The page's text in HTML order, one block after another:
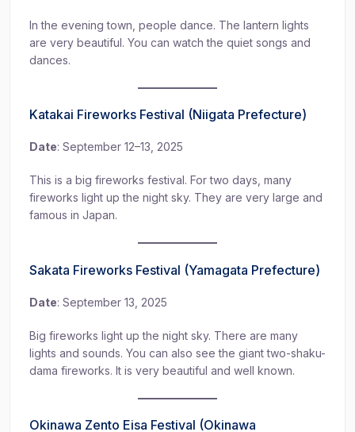
In the evening town, people dance. The lantern lights
are very beautiful. You can watch the quiet songs and
dances.
Katakai Fireworks Festival (Niigata Prefecture)
Date: September 12–13, 2025
This is a big fireworks festival. For two days, many
fireworks light up the night sky. They are very large and
famous in Japan.
Sakata Fireworks Festival (Yamagata Prefecture)
Date: September 13, 2025
Big fireworks light up the night sky. There are many
lights and sounds. You can also see the giant two-shaku-
dama fireworks. It is very beautiful and well known.
Okinawa Zento Eisa Festival (Okinawa